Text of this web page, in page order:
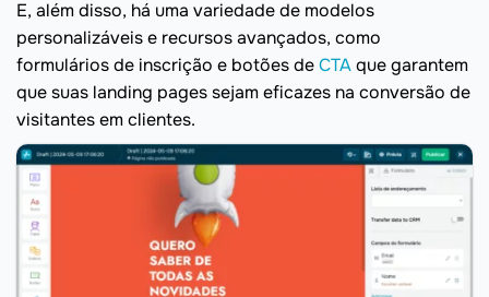
E, além disso, há uma variedade de modelos
personalizáveis e recursos avançados, como
formulários de inscrição e botões deCTAque garantem
que suas landing pages sejam eficazes na conversão de
visitantes em clientes.